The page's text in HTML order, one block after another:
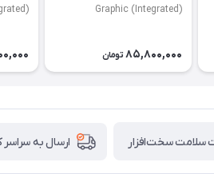
Graphic (Integrated)
85,800,000 تومان
ارسال به